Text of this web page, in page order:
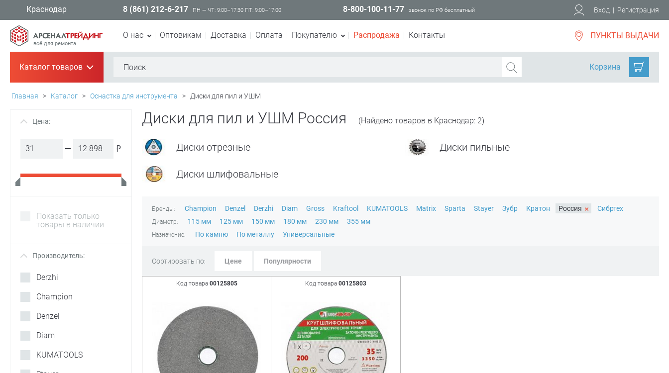
Краснодар 8 (861) 212-6-217 ПН — ЧТ: 9:00–17:30 ПТ: 9:00–17:00 8-800-100-11-77 звонок по РФ бесплатный Вход | Регистрация
всё для ремонта
О нас Оптовикам Доставка Оплата Покупателю Распродажа Контакты ПУНКТЫ ВЫДАЧИ
Каталог товаров+ Корзина
Главная > Каталог > Оснастка для инструмента > Диски для пил и УШМ
+ Цена:
₽
Показать только
товары в наличии
+ Производитель:
Derzhi
Champion
Denzel
Diam
KUMATOOLS
Диски для пил и УШМ Россия (Найдено товаров в Краснодар: 2)
Диски отрезные Диски пильные
Диски шлифовальные
Бренды: Champion Denzel Derzhi Diam Gross Kraftool KUMATOOLS Matrix Sparta Stayer Зубр Кратон Россия × Сибртех
Диаметр: 115 мм 125 мм 150 мм 180 мм 230 мм 355 мм
Назначение: По камню По металлу Универсальные
Сортировать по: Цене Популярности
Код товара 00125805 Код товара00125803